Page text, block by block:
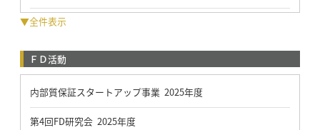
▼全件表示
ＦＤ活動
内部質保証スタートアップ事業 2025年度
第4回FD研究会 2025年度